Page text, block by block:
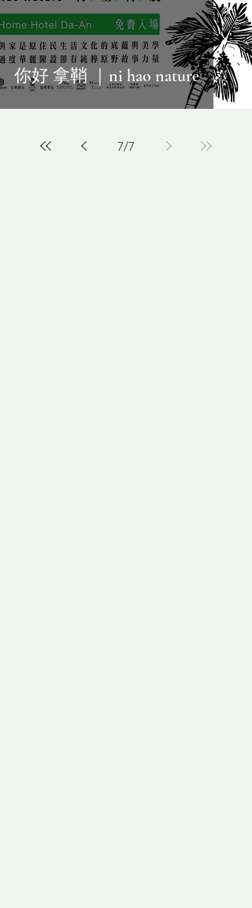
​你好 拿鞘 ｜ni hao nature
7/7